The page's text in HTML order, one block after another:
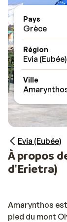
Pays
Grèce
Région
Evia (Eubée)
Ville
Evia (Eubée)
À propos
d'Erietra)
Amarynthos
pied du mont